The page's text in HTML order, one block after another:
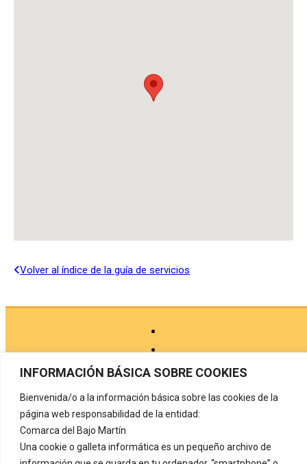
INFORMACIÓN BÁSICA SOBRE COOKIES
Bienvenida/o a la información básica sobre las cookies de la
página web responsabilidad de la entidad:
Comarca del Bajo Martín
Una cookie o galleta informática es un pequeño archivo de
Volver al índice de la guía de servicios
Aviso legal
Protección de datos